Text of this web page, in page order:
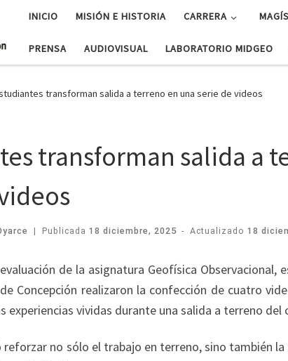
INICIO MISIÓN E HISTORIA CARRERA
PRENSA AUDIOVISUAL LABORATORIO MIDGEO
transforman salida a terreno en una serie de videos
transforman salida a
| Publicada 18 diciembre, 2025 - Actualizado18
de la asignatura Geofísica Observacional,
Concepción realizaron la confección de cuatro
experiencias vividas durante una salida a terreno del
reforzar no sólo el trabajo en terreno, sino también